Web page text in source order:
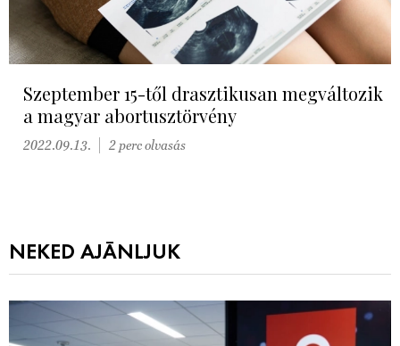
Szeptember 15-től drasztikusan megváltozik
a magyar abortusztörvény
2022.09.13. 2 perc olvasás
NEKED AJÁNLJUK